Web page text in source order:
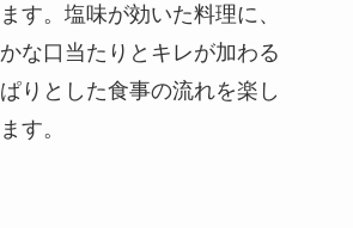
す。塩味が効いた料理に、
な口当たりとキレが加わる
りとした食事の流れを楽し
す。